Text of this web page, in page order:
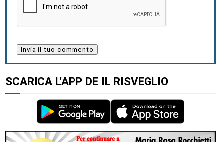
SCARICA L'APP DE IL RISVEGLIO